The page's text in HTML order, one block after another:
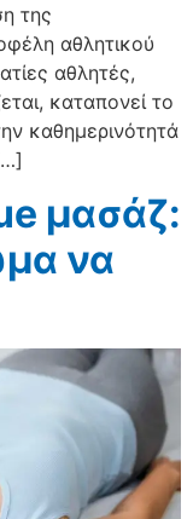
της
αθλητικού
αθλητές,
καταπονεί το
καθημερινότητά
μασάζ:
να